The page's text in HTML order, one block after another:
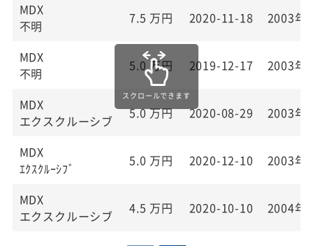
MDX
不明
7.5 万円 2020-11-18 2003年
MDX
不明
5.0万円 2019-12-17 2003年
MDX
エクスクルーシブ
5.0万円 2020-08-29 2003年
MDX
ｴｸｽｸﾙｰｼﾌﾞ
5.0 万円 2020-12-10 2003年
MDX
エクスクルーシブ
4.5 万円 2020-10-10 2004年